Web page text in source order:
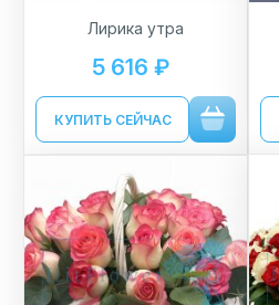
Лирика утра
5 616 ₽
КУПИТЬ СЕЙЧАС